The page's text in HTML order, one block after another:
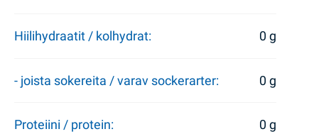
Hiilihydraatit / kolhydrat: 0 g
- joista sokereita / varav sockerarter: 0 g
Proteiini / protein: 0 g